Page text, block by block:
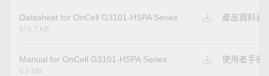
Datasheet for OnCell G3101-HSPA Series
679.7 KB
產品資料表
Manual for OnCell G3101-HSPA Series
6.5 MB
使用者手冊